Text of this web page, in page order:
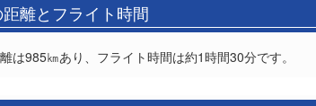
離とフライト時間
985㎞あり、フライト時間は約1時間30分です。